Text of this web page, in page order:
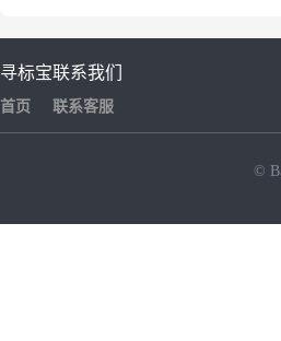
寻标宝
首页
联系我们
联系客服
©